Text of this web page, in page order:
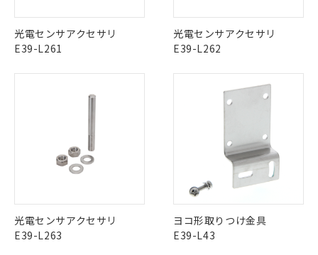
光電センサアクセサリ
E39-L261
光電センサアクセサリ
E39-L262
光電センサアクセサリ
E39-L263
ヨコ形取りつけ金具
E39-L43
正式な納期状況および標準価格はお客
様のお取引先、またはお客様担当のオ
ムロン制御機器販売店・当社販売員に
オムロン制御機器販売店や当社販売拠
」をご確認
事前の承諾なく第三者に漏洩または開
示しないようお願いします。
マイパーツ機能（部品リスト作成サー
ビス）をご利用いただくには、I-Web
メンバーズにご登録されている必要が
あります。
お客様が当ウェブサイト上で当社にご
登録された部品リストについて、当社
（DBP） 1000ppm以下、フタル酸ジイソブチル
(DIBP) 1000ppm以下
但し、RoHS指令で産業用監視および制御機器に対する
フタル酸エステル類の４物質については閾値を超える意
部品在庫の切り替え状況などにより、予定
月が前後することがあります。
※3 非含有証明書ダウンロード
ル類) : 1000ppm、
イソブチル) : 1000ppm、 BBP(フタル酸ブチルベンジ
ル) : 1000ppm、
※2 環境保護使用期限
準値以下であることを示します。
「10」：通常の使用状況下において有害物
質が外部に漏えいし、環境に深刻な影響を
及ぼさない年数を意味します。
「－」：未確認です。当社販売部門へお問
い合わせください。
全に破砕するなど、違法に輸出されな
いよう必要な手段を講じます。
当社は貴社製品を、核兵器、ミサイ
ル、化学兵器、生物兵器またはその他
武器並びにこれらの製造装置等に一切
使用いたしません。
該第三者に通知します。また当社は、
販売先および販売に係わる関係者が違
法に輸出するおそれがある場合は、取
り引きをいたしません。
△ 一定数には満たないが在庫あり
－
在庫なし(最新の在庫状況につ
いては、お客様のお取引先、ま
たはお客様担当のオムロン制御
空
受注生産機種、また在庫状況の
情報を公開していない機種